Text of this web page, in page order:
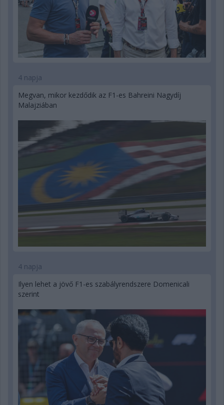
4 napja
Megvan, mikor kezdődik az F1-es Bahreini Nagydíj
Malajziában
4 napja
Ilyen lehet a jövő F1-es szabályrendszere Domenicali
szerint